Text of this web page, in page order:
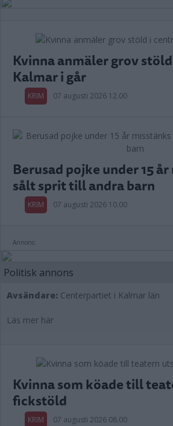
Kvinna anmäler grov
Kalmar i går
KRIM 07 augusti 2026 12.00
Berusad pojke under 15
sålt sprit till andra barn
KRIM 07 augusti 2026 10.00
Annons:
Politisk annons
Avsändare: Centerpartiet i Kalmar län
Läs mer här
Kvinna som köade till
fickstöld
KRIM 07 augusti 2026 08.00